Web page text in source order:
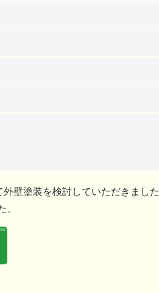
壁塗装を検討していただきました
。